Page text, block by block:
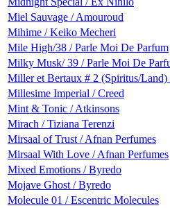
Miel Sauvage / Amouroud
Mihime / Keiko Mecheri
Mile High/38 / Parle Moi De Parfum
Milky Musk/ 39 / Parle Moi De
Miller et Bertaux # 2 (Spiritus/
Millesime Imperial / Creed
Mint & Tonic / Atkinsons
Mirach / Tiziana Terenzi
Mirsaal of Trust / Afnan Perfumes
Mirsaal With Love / Afnan Perfumes
Mixed Emotions / Byredo
Mojave Ghost / Byredo
Molecule 01 / Escentric Molecules